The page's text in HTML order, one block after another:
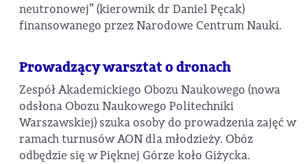
neutronowej” (kierownik dr Daniel Pęcak)
finansowanego przez Narodowe Centrum Nauki.
Prowadzący warsztat o dronach
Zespół Akademickiego Obozu Naukowego (nowa
odsłona Obozu Naukowego Politechniki
Warszawskiej) szuka osoby do prowadzenia zajęć w
ramach turnusów AON dla młodzieży. Obóz
odbędzie się w Pięknej Górze koło Giżycka.